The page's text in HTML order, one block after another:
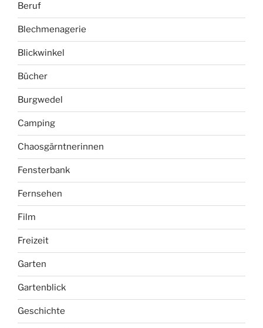
Beruf
Blechmenagerie
Blickwinkel
Bücher
Burgwedel
Camping
Chaosgärntnerinnen
Fensterbank
Fernsehen
Film
Freizeit
Garten
Gartenblick
Geschichte